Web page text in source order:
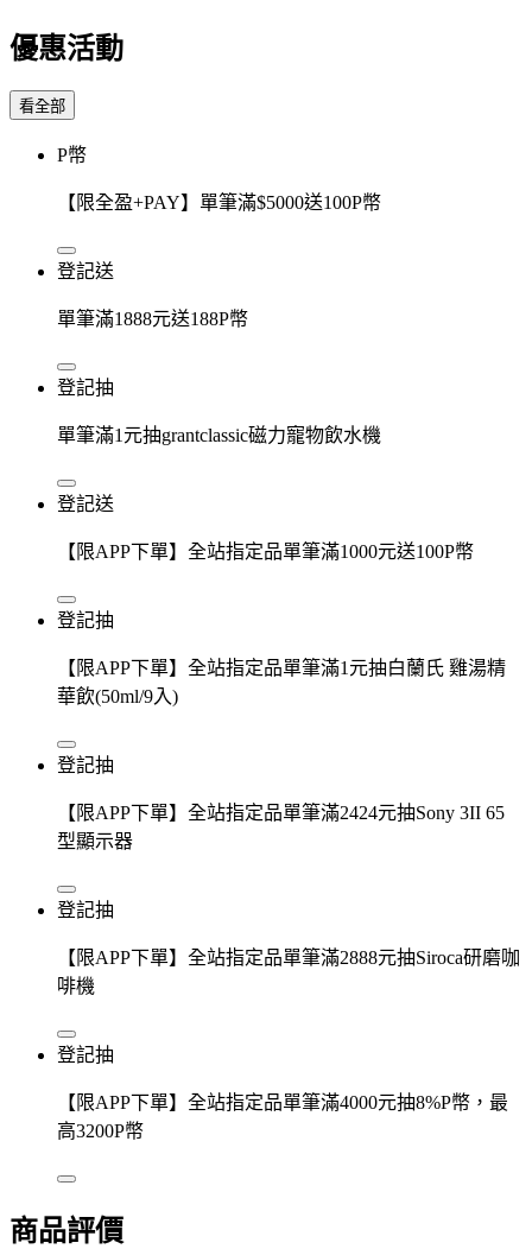
優惠活動
看全部
P幣
【限全盈+PAY】單筆滿$5000送100P幣
登記送
單筆滿1888元送188P幣
登記抽
單筆滿1元抽grantclassic磁力寵物飲水機
登記送
【限APP下單】全站指定品單筆滿1000元送100P幣
登記抽
【限APP下單】全站指定品單筆滿1元抽白蘭氏 雞湯精
華飲(50ml/9入)
登記抽
【限APP下單】全站指定品單筆滿2424元抽Sony 3II 65
型顯示器
登記抽
【限APP下單】全站指定品單筆滿2888元抽Siroca研磨咖
啡機
登記抽
【限APP下單】全站指定品單筆滿4000元抽8%P幣，最
高3200P幣
商品評價